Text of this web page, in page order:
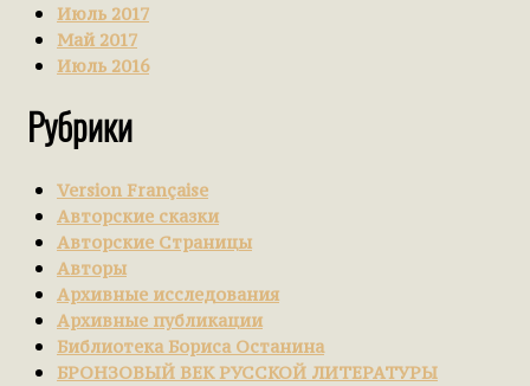
Июль 2017
Май 2017
Июль 2016
Рубрики
Version Française
Авторские сказки
Авторские Страницы
Авторы
Архивные исследования
Архивные публикации
Библиотека Бориса Останина
БРОНЗОВЫЙ ВЕК РУССКОЙ ЛИТЕРАТУРЫ